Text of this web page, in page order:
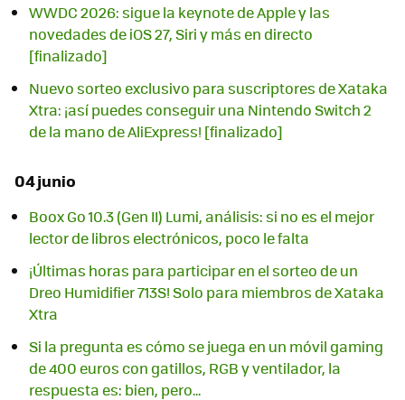
WWDC 2026: sigue la keynote de Apple y las
novedades de iOS 27, Siri y más en directo
[finalizado]
Nuevo sorteo exclusivo para suscriptores de Xataka
Xtra: ¡así puedes conseguir una Nintendo Switch 2
de la mano de AliExpress! [finalizado]
04 junio
Boox Go 10.3 (Gen II) Lumi, análisis: si no es el mejor
lector de libros electrónicos, poco le falta
¡Últimas horas para participar en el sorteo de un
Dreo Humidifier 713S! Solo para miembros de Xataka
Xtra
Si la pregunta es cómo se juega en un móvil gaming
de 400 euros con gatillos, RGB y ventilador, la
respuesta es: bien, pero...